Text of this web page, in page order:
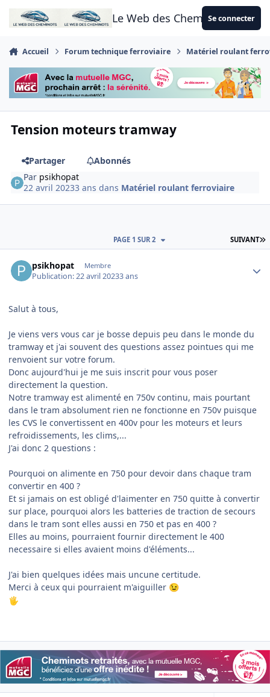
Aller au contenu
Le Web des CheminotsSe connecter
Accueil Forum technique ferroviaire Matériel roulant
Tension moteurs tramway
Partager
Abonnés
Par psikhopat
22 avril 20233 ans dans Matériel roulant ferroviaire
SUIVANT
PAGE 1 SUR 2
psikhopat Membre
Publication:22 avril 20233 ans
Salut à tous,
Je viens vers vous car je bosse depuis peu dans le monde du
tramway et j'ai souvent des questions assez pointues qui me
renvoient sur votre forum.
Donc aujourd'hui je me suis inscrit pour vous poser
directement la question.
Notre tramway est alimenté en 750v continu, mais pourtant
dans le tram absolument rien ne fonctionne en 750v puisque
les CVS le convertissent en 400v pour les moteurs et leurs
refroidissements, les clims,...
J'ai donc 2 questions :
Pourquoi on alimente en 750 pour devoir dans chaque tram
convertir en 400 ?
Et si jamais on est obligé d'laimenter en 750 quitte à convertir
sur place, pourquoi alors les batteries de traction de secours
dans le tram sont elles aussi en 750 et pas en 400 ?
Elles au moins, pourraient fournir directement le 400
necessaire si elles avaient moins d'éléments...
J'ai bien quelques idées mais uncune certitude.
Merci à ceux qui pourraient m'aiguiller 😉
🖐️